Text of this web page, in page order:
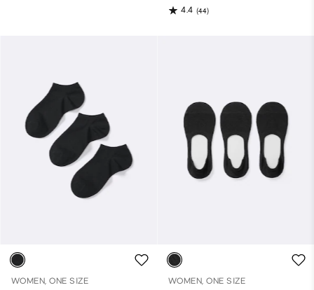
4.4 (44)
WOMEN, ONE SIZE
WOMEN, ONE SIZE